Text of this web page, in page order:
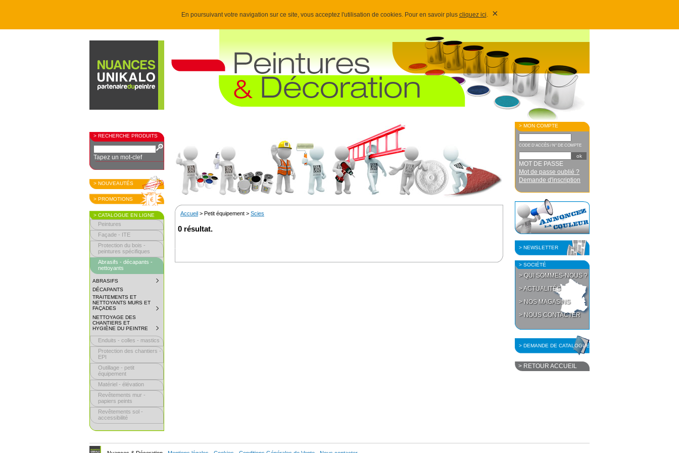
En poursuivant votre navigation sur ce site, vous acceptez l'utilisation de cookies. Pour en savoir plus cliquez ici. ×
> RECHERCHE PRODUITS
Tapez un mot-clef
> NOUVEAUTÉS
> PROMOTIONS
> CATALOGUE EN LIGNE
Peintures
Façade - ITE
Protection du bois -
peintures spécifiques
Abrasifs - décapants -
nettoyants
ABRASIFS
SUBMENU.
DÉCAPANTS
TRAITEMENTS ET
NETTOYANTS MURS ET
FAÇADES
TO
EXPAND
SUBMENU.
NETTOYAGE DES
CHANTIERS ET
HYGIÈNE DU PEINTRE
COLLAPSED.
CLICK
TO
EXPAND
Enduits - colles - mastics
Protection des chantiers -
EPI
Outillage - petit
équipement
Matériel - élévation
Revêtements mur -
papiers peints
Revêtements sol -
accessibilité
Accueil > Petit équipement > Scies
0 résultat.
> MON COMPTE
CODE D'ACCÈS / N° DE COMPTE
MOT DE PASSE
Mot de passe oublié ?
Demande d'inscription
> NEWSLETTER
> SOCIÉTÉ
> QUI SOMMES-NOUS ?
> ACTUALITÉS
> NOS MAGASINS
> NOUS CONTACTER
> DEMANDE DE CATALOGUE
> RETOUR ACCUEIL